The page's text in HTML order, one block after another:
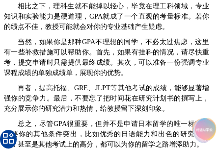
相比之下，理科生就不能掉以轻心，毕竟在理工科领域，专业
知识和实验能力是硬道理，GPA就成了一个直观的考量标准。若你
的绩点不佳，教授可能就会对你的专业基础产生疑虑。
当然，如果你是那种GPA不理想的同学，不必太过焦虑，这里
有一些补救措施可以帮助你。首先，如果有挂科的情况，请尽快重
考，提交申请时只需提供最终成绩。其次，可以准备一份强调专业
课程成绩的单独成绩单，展现你的优势。
再者，提高托福、GRE、JLPT等其他考试的成绩，能够显著增
强你的竞争力。最后，不要忘了把时间花在研究计划书的撰写上，
充分展示你的研究潜力和热情，给教授留下深刻印象。
总之，尽管GPA很重要，但并不是申请日本留学的唯一标准。
只要你的其他条件突出，比如优秀的日语能力和出色的研究计划
书，甚至是其他考试上的高分，都可以为你的留学之路增添助力。